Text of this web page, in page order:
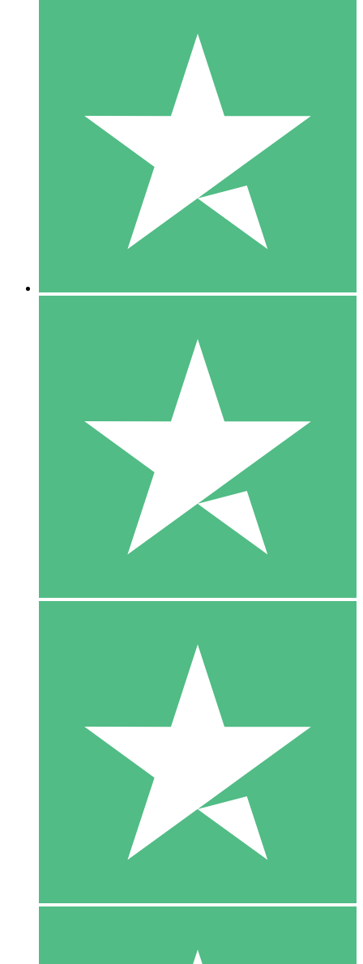
Pacotes de Créditos Individuais
Pague conforme o uso com créditos de download. Sem
1000
10 Downloads
20 00